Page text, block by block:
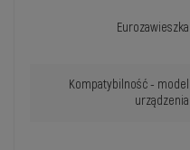
Eurozawieszka
Kompatybilność - model
urządzenia